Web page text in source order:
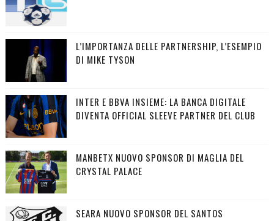
L’IMPORTANZA DELLE PARTNERSHIP, L’ESEMPIO
DI MIKE TYSON
INTER E BBVA INSIEME: LA BANCA DIGITALE
DIVENTA OFFICIAL SLEEVE PARTNER DEL CLUB
MANBETX NUOVO SPONSOR DI MAGLIA DEL
CRYSTAL PALACE
SEARA NUOVO SPONSOR DEL SANTOS